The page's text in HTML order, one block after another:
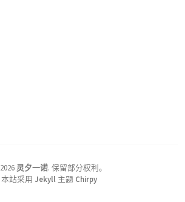
2026 灵夕一诺. 保留部分权利。
本站采用 Jekyll 主题 Chirpy